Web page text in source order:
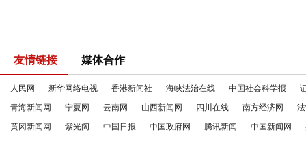
友情链接 媒体合作
人民网 新华网络电视 香港新闻社 海峡法治在线 中国社会科学报
青海新闻网
宁夏网 云南网 山西新闻网 四川在线 南方经济网
黄冈新闻网
紫光阁 中国日报 中国政府网 腾讯新闻 中国新闻网